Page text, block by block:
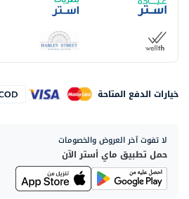
خيارات الدفع المتاحة
لا تفوت آخر العروض والخصومات
حمل تطبيق ماي أستر الآن